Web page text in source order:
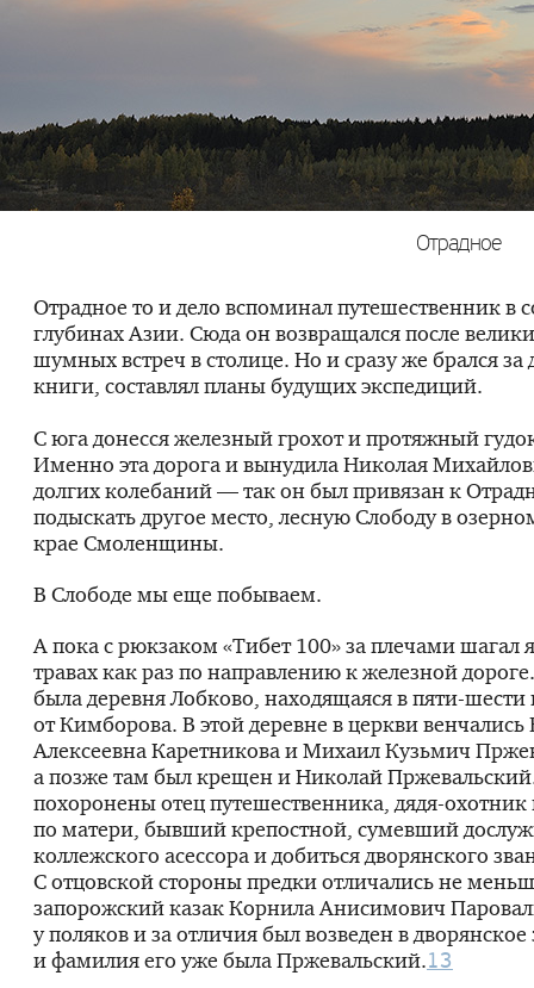
Отрадное
Отрадное то и дело вспоминал путешественник в
глубинах Азии. Сюда он возвращался после
шумных встреч в столице. Но и сразу же брался за
книги, составлял планы будущих экспедиций.
С юга донесся железный грохот и протяжный
Именно эта дорога и вынудила Николая
долгих колебаний — так он был привязан к
подыскать другое место, лесную Слободу в
крае Смоленщины.
В Слободе мы еще побываем.
А пока с рюкзаком «Тибет 100» за плечами шагал
травах как раз по направлению к железной
была деревня Лобково, находящаяся впяти-шести
от Кимборова. В этой деревне в церкви венчались
Алексеевна Каретникова и Михаил Кузьмич
а позже там был крещен и Николай
похоронены отец путешественника, дядя-охотник
по матери, бывший крепостной, сумевший
коллежского асессора и добиться дворянского
С отцовской стороны предки отличались не
запорожский казак Корнила Анисимович
у поляков и за отличия был возведен в дворянское
и фамилия его уже была Пржевальский.13